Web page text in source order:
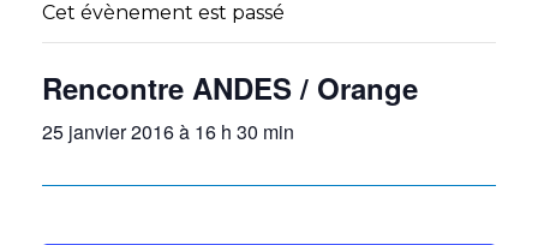
Cet évènement est passé
Rencontre ANDES / Orange
25 janvier 2016 à 16 h 30 min